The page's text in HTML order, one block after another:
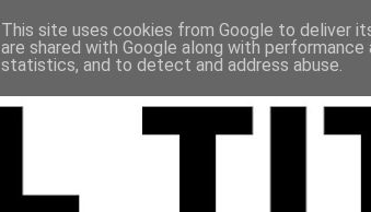
This site uses cookies from Google to deliver
are shared with Google along with
statistics, and to detect and address abuse.